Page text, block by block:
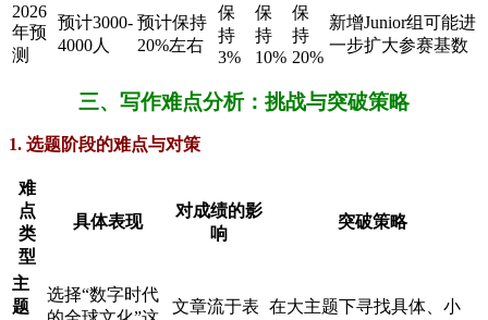
2026
年预
测
预计3000-
4000人
预计保持
20%左右
保
持
3%
保
持
10%
保
持
20%
新增Junior组可能进
一步扩大参赛基数
三、写作难点分析：挑战与突破策略
1. 选题阶段的难点与对策
难
点
类
型
具体表现
对成绩的影
响
突破策略
主
题
选择“数字时代
文章流于表 在大主题下寻找具体、小